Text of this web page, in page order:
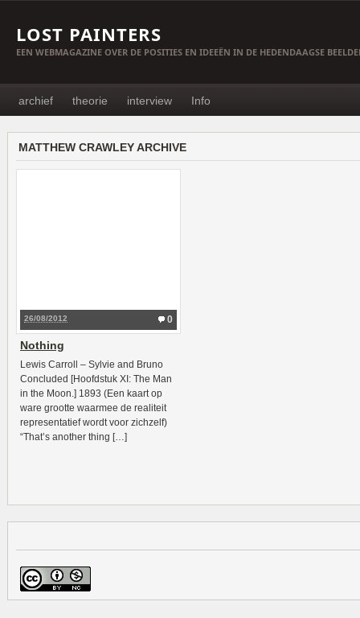
LOST PAINTERS
EEN WEBMAGAZINE OVER DE POSITIES EN IDEEËN IN DE HEDENDAAGSE
archief theorie interview Info
MATTHEW CRAWLEY ARCHIVE
0
26/08/2012
Nothing
Lewis Carroll – Sylvie and Bruno
Concluded [Hoofdstuk XI: The Man
in the Moon.] 1893 (Een kaart op
ware grootte waarmee de realiteit
representatief wordt voor zichzelf)
“That’s another thing […]